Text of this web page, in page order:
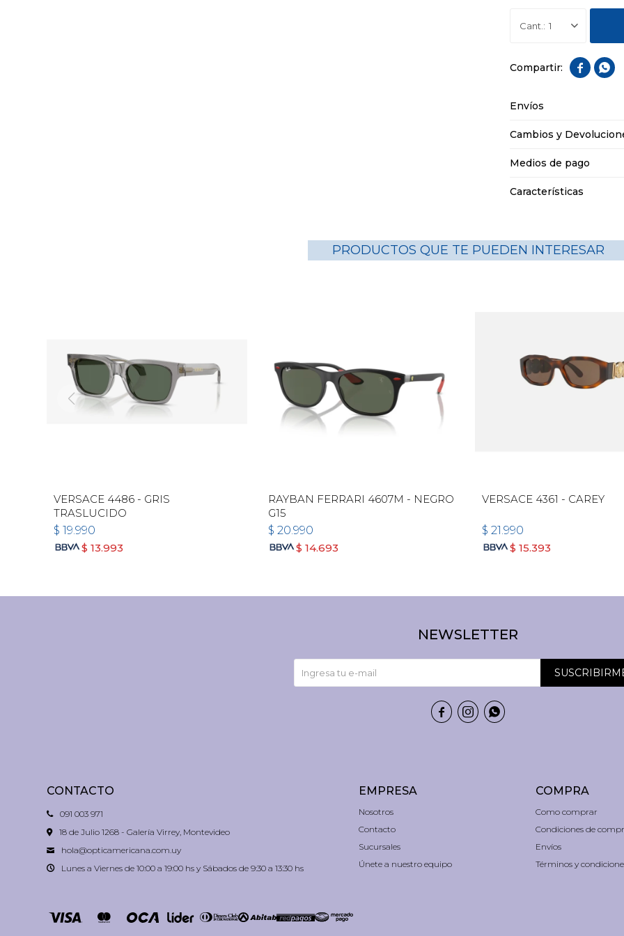
1
 
Envíos
Cambios y
Medios de pago
Características
PRODUCTOS QUE TE PUEDEN INTERESAR
VERSACE 4486 - GRIS
TRASLUCIDO
$ 19.990
$ 13.993
RAYBAN FERRARI 4607M - NEGRO
G15
$ 20.990
$ 14.693
VERSACE 4361 - CAREY
$ 21.990
$ 15.393
CONTACTO
091 003 971
18 de Julio 1268 - Galería Virrey, Montevideo
hola@opticamericana.com.uy
Lunes a Viernes de 10:00 a 19:00 hs y Sábados de 9:30 a 13:30 hs
EMPRESA
Nosotros
Contacto
Sucursales
Únete a nuestro equipo
COMPRA
Como comprar
Condiciones de
Envíos
Términos y
NEWSLETTER
  